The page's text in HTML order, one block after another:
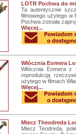
LOTR Pochwa do
Ta autentycznie
filmowego użytego w
Pochwa została
Więcej...
Włócznia Eomera
Włócznia Eomera z
reprodukcją
użytego w filmach
Więcej...
Miecz Theodreda
Miecz Teodreda,